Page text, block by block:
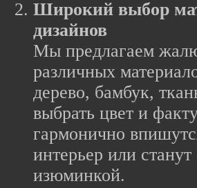
Широкий выбор
дизайнов
Мы предлагаем
различных
дерево, бамбук,
выбрать цвет и
гармонично
интерьер или станут
изюминкой.